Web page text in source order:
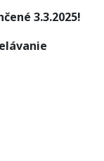
3.3.2025!